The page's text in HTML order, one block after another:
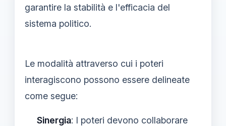
garantire la stabilità e l'efficacia del
sistema politico.
Le modalità attraverso cui i poteri
interagiscono possono essere delineate
come segue:
Sinergia: I poteri devono collaborare